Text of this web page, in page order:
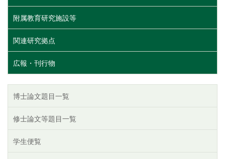
附属教育研究施設等
関連研究拠点
広報・刊行物
博士論文題目一覧
修士論文等題目一覧
学生便覧